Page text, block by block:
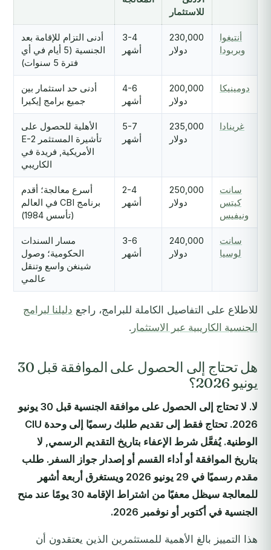
للاستثمار
أنتيغوا
وبربودا
230,000
دولار
3-4
أشهر
أدنى التزام للإقامة بعد
الجنسية (5 أيام في أي
فترة 5 سنوات)
دومينيكا
200,000
دولار
4-6
أشهر
أدنى حد استثمار بين
جميع برامج إيكيرا
غرينادا
235,000
دولار
5-7
أشهر
الأهلية للحصول على
تأشيرة المستثمر E-2
الأمريكية, فريدة في
الكاريبي
سانت
كيتس
ونيفيس
250,000
دولار
2-4
أشهر
أسرع معالجة؛ أقدم
برنامج CBI في العالم
(تأسس 1984)
سانت
لوسيا
240,000
دولار
3-6
أشهر
مسار السندات
الحكومية؛ وصول
شينغن واسع وتنقل
عالمي
للاطلاع على التفاصيل الكاملة للبرامج، راجع دليلنا لبرامج
الجنسية الكاريبية عبر الاستثمار .
هل تحتاج إلى الحصول على الموافقة قبل 30
يونيو 2026؟
لا. لا تحتاج إلى الحصول على موافقة الجنسية قبل 30 يونيو
2026. تحتاج فقط إلى تقديم طلبك رسميًا إلى وحدة CIU
الوطنية. يُفعَّل شرط الإعفاء بتاريخ التقديم الرسمي, لا
بتاريخ الموافقة أو أداء القسم أو إصدار جواز السفر. طلب
مقدم رسميًا في 29 يونيو 2026 ويستغرق أربعة أشهر
للمعالجة سيظل معفيًا من اشتراط الإقامة 30 يومًا عند منح
الجنسية في أكتوبر أو نوفمبر 2026.
هذا التمييز بالغ الأهمية للمستثمرين الذين يعتقدون أن